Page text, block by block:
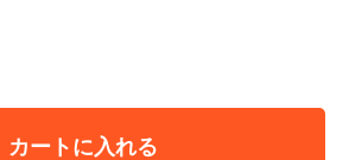
カートに入れる